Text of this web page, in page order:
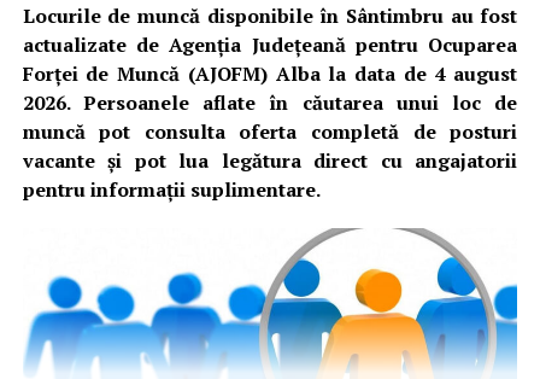
Locurile de muncă disponibile în Sântimbru au fost
actualizate de Agenția Județeană pentru Ocuparea
Forței de Muncă (AJOFM) Alba la data de 4 august
2026. Persoanele aflate în căutarea unui loc de
muncă pot consulta oferta completă de posturi
vacante și pot lua legătura direct cu angajatorii
pentru informații suplimentare.